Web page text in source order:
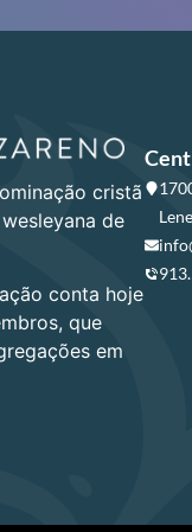
cristã
de
conta hoje
que
em